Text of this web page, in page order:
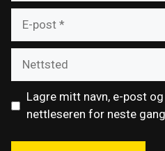
post
Lagre mitt navn, e-post
nettleseren for neste